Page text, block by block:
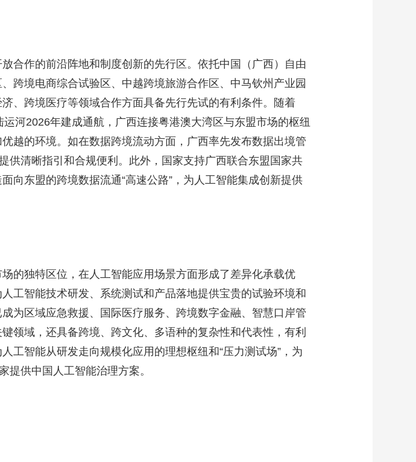
合作的前沿阵地和制度创新的先行区。依托中国（广西）自由
跨境电商综合试验区、中越跨境旅游合作区、中马钦州产业园
、跨境医疗等领域合作方面具备先行先试的有利条件。随着
河2026年建成通航，广西连接粤港澳大湾区与东盟市场的枢纽
越的环境。如在数据跨境流动方面，广西率先发布数据出境管
供清晰指引和合规便利。此外，国家支持广西联合东盟国家共
向东盟的跨境数据流通“高速公路”，为人工智能集成创新提供
的独特区位，在人工智能应用场景方面形成了差异化承载优
工智能技术研发、系统测试和产品落地提供宝贵的试验环境和
为区域应急救援、国际医疗服务、跨境数字金融、智慧口岸管
领域，还具备跨境、跨文化、多语种的复杂性和代表性，有利
工智能从研发走向规模化应用的理想枢纽和“压力测试场”，为
提供中国人工智能治理方案。